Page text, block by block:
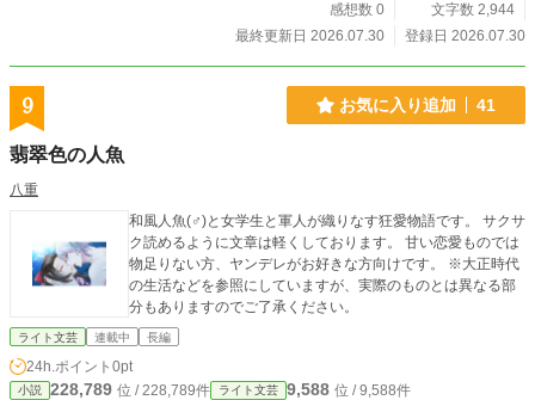
感想数 0
文字数 2,944
最終更新日 2026.07.30
登録日 2026.07.30
9 お気に入り追加 41
翡翠色の人魚
八重
和風人魚(♂)と女学生と軍人が織りなす狂愛物語です。 サクサ
ク読めるように文章は軽くしております。 甘い恋愛ものでは
物足りない方、ヤンデレがお好きな方向けです。 ※大正時代
の生活などを参照にしていますが、実際のものとは異なる部
分もありますのでご了承ください。
ライト文芸 連載中 長編
24h.ポイント 0pt
小説 228,789 位 / 228,789件 ライト文芸 9,588 位 / 9,588件